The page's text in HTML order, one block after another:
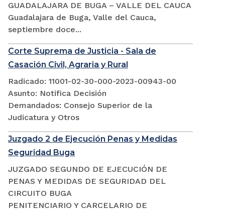
GUADALAJARA DE BUGA – VALLE DEL CAUCA
Guadalajara de Buga, Valle del Cauca,
septiembre doce...
Corte Suprema de Justicia - Sala de
Casación Civil, Agraria y Rural
Radicado: 11001-02-30-000-2023-00943-00
Asunto: Notifica Decisión
Demandados: Consejo Superior de la
Judicatura y Otros
Juzgado 2 de Ejecución Penas y Medidas
Seguridad Buga
JUZGADO SEGUNDO DE EJECUCIÓN DE
PENAS Y MEDIDAS DE SEGURIDAD DEL
CIRCUITO BUGA
PENITENCIARIO Y CARCELARIO DE